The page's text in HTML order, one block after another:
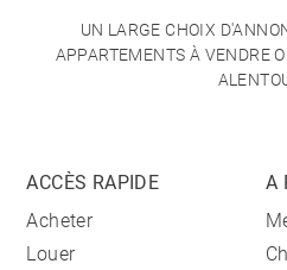
UN LARGE CHOIX
APPARTEMENTS À VENDRE
ACCÈS RAPIDE
Acheter
Louer
A